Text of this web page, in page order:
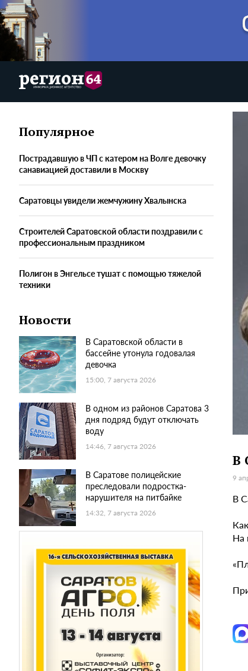
Популярное
Пострадавшую в ЧП с катером на Волге девочку
санавиацией доставили в Москву
Саратовцы увидели жемчужину Хвалынска
Строителей Саратовской области поздравили с
профессиональным праздником
Полигон в Энгельсе тушат с помощью тяжелой
техники
Новости
В Саратовской области в
бассейне утонула годовалая
девочка
15:00, 7 августа 2026
В одном из районов Саратова 3
дня подряд будут отключать
воду
14:46, 7 августа 2026
В Саратове полицейские
преследовали подростка-
нарушителя на питбайке
14:32, 7 августа 2026
В
9
В
На